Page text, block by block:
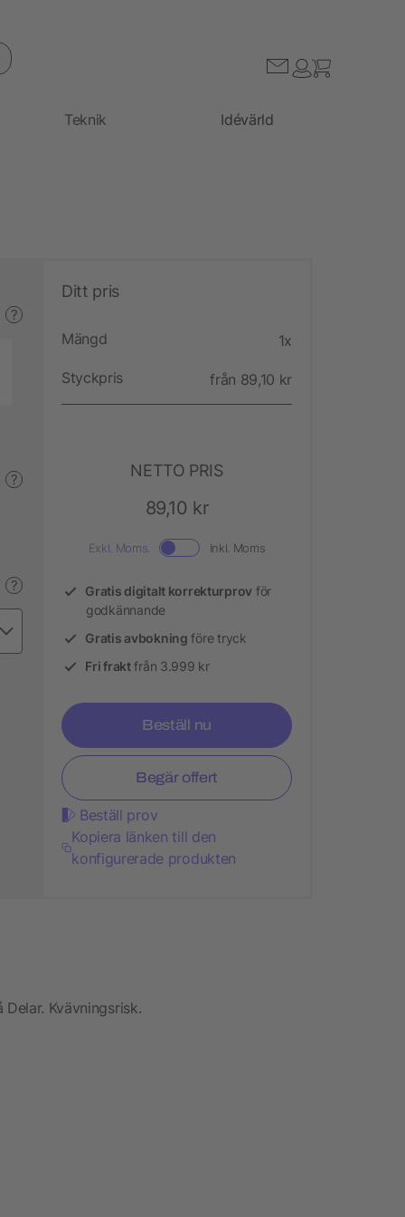
Teknik Idévärld
?
?
?
Ditt pris
Mängd 1x
Styckpris från 89,10 kr
NETTO PRIS
89,10 kr
Exkl. Moms. Inkl. Moms
Gratis digitalt korrekturprov för
godkännande
Gratis avbokning före tryck
Fri fraktfrån 3.999 kr
Beställ nu
Begär offert
Beställ prov
Kopiera länken till den
konfigurerade produkten
Delar. Kvävningsrisk.